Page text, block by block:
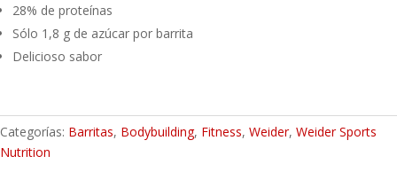
28% de proteínas
Sólo 1,8 g de azúcar por barrita
Delicioso sabor
Categorías: Barritas, Bodybuilding, Fitness, Weider, Weider Sports
Nutrition